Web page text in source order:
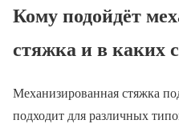
Кому подойдёт
стяжка и в каких
Механизированная стяжка
подходит для различных